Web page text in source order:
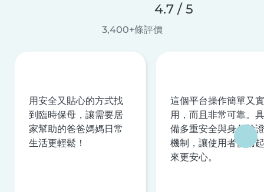
4.7 / 5
3,400+條評價
用安全又貼心的方式找
到臨時保母，讓需要居
家幫助的爸爸媽媽日常
生活更輕鬆！
這個平台操作簡單又實
用，而且非常可靠。具
備多重安全與身分驗證
機制，讓使用者使用起
來更安心。